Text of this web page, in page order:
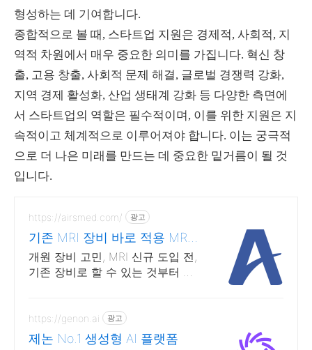
형성하는 데 기여합니다.
종합적으로 볼 때, 스타트업 지원은 경제적, 사회적, 지
역적 차원에서 매우 중요한 의미를 가집니다. 혁신 창
출, 고용 창출, 사회적 문제 해결, 글로벌 경쟁력 강화,
지역 경제 활성화, 산업 생태계 강화 등 다양한 측면에
서 스타트업의 역할은 필수적이며, 이를 위한 지원은 지
속적이고 체계적으로 이루어져야 합니다. 이는 궁극적
으로 더 나은 미래를 만드는 데 중요한 밑거름이 될 것
입니다.
https://airsmed.com/ 광고
기존 MRI 장비 바로 적용 MRI
시간을 반으로
개원 장비 고민, MRI 신규 도입 전,
기존 장비로 할 수 있는 것부터 기
다.
https://genon.ai 광고
제논 No.1 생성형 AI 플랫폼